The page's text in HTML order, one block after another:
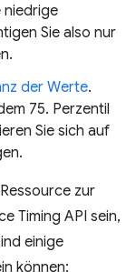
niedrige
Sie also nur
der Werte.
75. Perzentil
Sie sich auf
zur
Timing API sein,
einige
können: